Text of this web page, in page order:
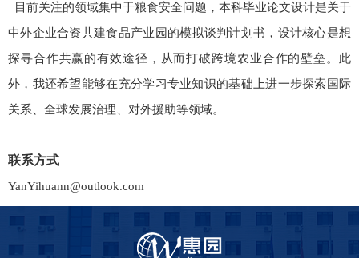
目前关注的领域集中于粮食安全问题，本科毕业论文设计是关于
中外企业合资共建食品产业园的模拟谈判计划书，设计核心是想
探寻合作共赢的有效途径，从而打破跨境农业合作的壁垒。此
外，我还希望能够在充分学习专业知识的基础上进一步探索国际
关系、全球发展治理、对外援助等领域。
联系方式
YanYihuann@outlook.com